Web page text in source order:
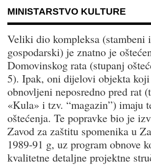
MINISTARSTVO KULTURE
Veliki dio kompleksa (stambeni i
gospodarski) je znatno je
Domovinskog rata (stupanj
5). Ipak, oni dijelovi objekta
obnovljeni neposredno pred rat
«Kula» i tzv. “magazin”) imaju
oštećenja. Te popravke bio je
Zavod za zaštitu spomenika u
1989-91 g, uz program obnove
kvalitetne detaljne projektne